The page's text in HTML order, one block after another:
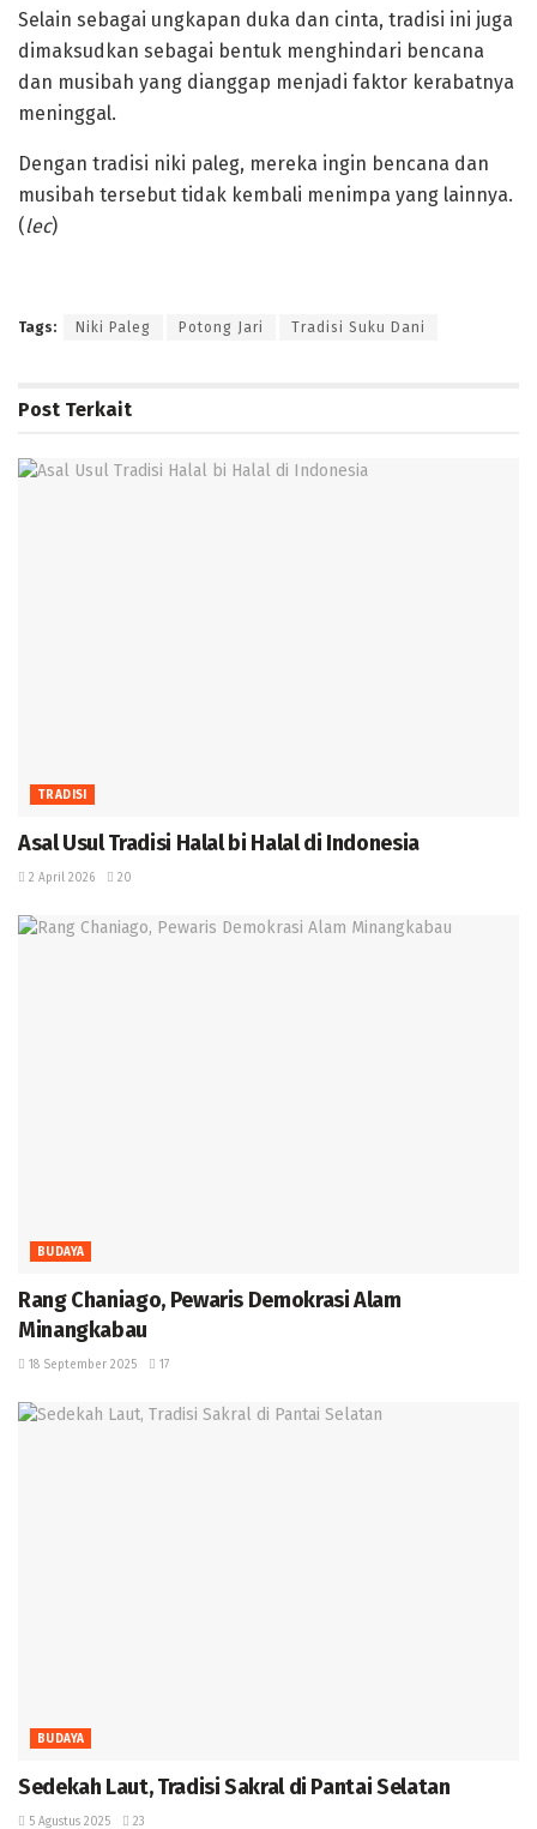
‎Selain sebagai ungkapan duka dan cinta, tradisi ini juga
dimaksudkan sebagai bentuk menghindari bencana
dan musibah yang dianggap menjadi faktor kerabatnya
meninggal.
Dengan tradisi niki paleg, mereka ingin bencana dan
musibah tersebut tidak kembali menimpa yang lainnya.
(lec)
Tags: Niki Paleg Potong Jari Tradisi Suku Dani
Post Terkait
TRADISI
Asal Usul Tradisi Halal bi Halal di Indonesia
2 April 2026 20
BUDAYA
Rang Chaniago, Pewaris Demokrasi Alam
Minangkabau ‎
18 September 2025 17
BUDAYA
Sedekah Laut, Tradisi Sakral di Pantai Selatan
5 Agustus 2025 23